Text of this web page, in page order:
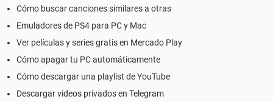
Cómo buscar canciones similares a otras
Emuladores de PS4 para PC y Mac
Ver películas y series gratis en Mercado Play
Cómo apagar tu PC automáticamente
Cómo descargar una playlist de YouTube
Descargar videos privados en Telegram